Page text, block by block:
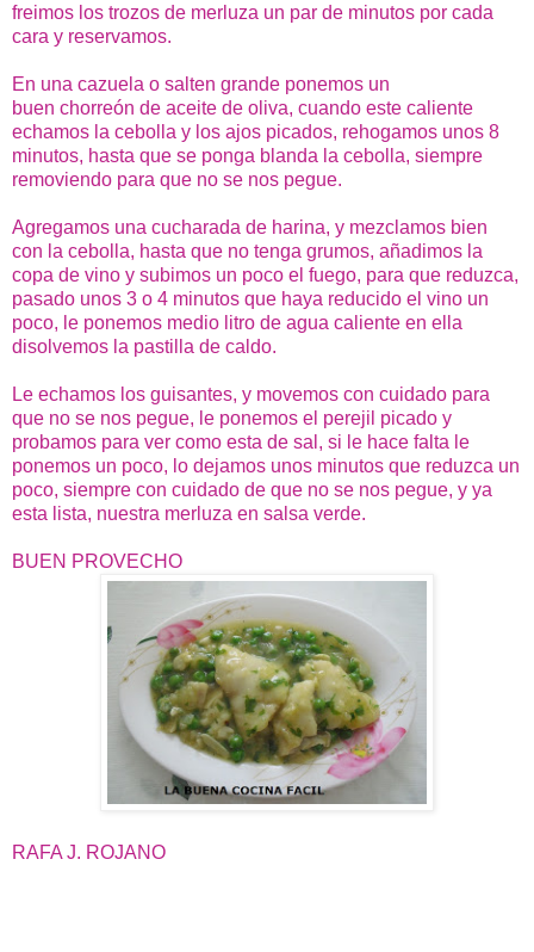
freimos los trozos de merluza un par de minutos por cada
cara y reservamos.
En una cazuela o salten grande ponemos un
buen chorreón de aceite de oliva, cuando este caliente
echamos la cebolla y los ajos picados, rehogamos unos 8
minutos, hasta que se ponga blanda la cebolla, siempre
removiendo para que no se nos pegue.
Agregamos una cucharada de harina, y mezclamos bien
con la cebolla, hasta que no tenga grumos, añadimos la
copa de vino y subimos un poco el fuego, para que reduzca,
pasado unos 3 o 4 minutos que haya reducido el vino un
poco, le ponemos medio litro de agua caliente en ella
disolvemos la pastilla de caldo.
Le echamos los guisantes, y movemos con cuidado para
que no se nos pegue, le ponemos el perejil picado y
probamos para ver como esta de sal, si le hace falta le
ponemos un poco, lo dejamos unos minutos que reduzca un
poco, siempre con cuidado de que no se nos pegue, y ya
esta lista, nuestra merluza en salsa verde.
BUEN PROVECHO
RAFA J. ROJANO